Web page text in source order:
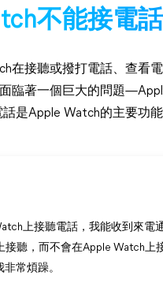
不能接電
在接聽或撥打電話、查看
臨著一個巨大的問題
是Apple Watch的主要功能
上接聽電話，我能收到來電
接聽，而不會在Apple Watch
常煩躁。